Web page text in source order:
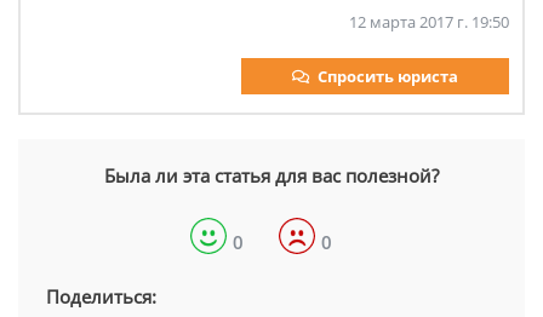
12 марта 2017 г. 19:50
Спросить юриста
Была ли эта статья для вас полезной?
0 0
Поделиться: